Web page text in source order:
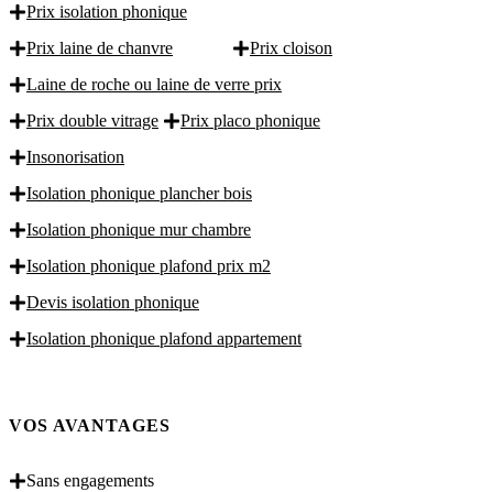
Prix isolation phonique
Prix laine de chanvre
Prix cloison
Laine de roche ou laine de verre prix
Prix double vitrage
Prix placo phonique
Insonorisation
Isolation phonique plancher bois
Isolation phonique mur chambre
Isolation phonique plafond prix m2
Devis isolation phonique
Isolation phonique plafond appartement
VOS AVANTAGES
Sans engagements